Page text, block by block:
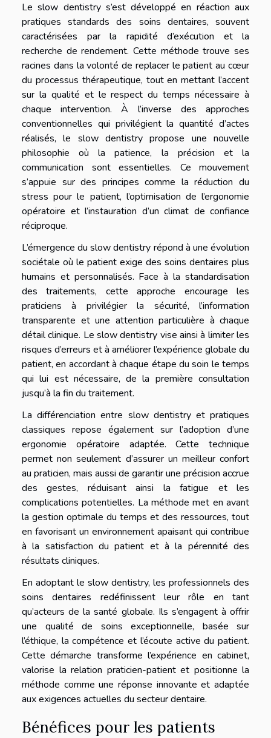
Le slow dentistry s’est développé en réaction aux
pratiques standards des soins dentaires, souvent
caractérisées par la rapidité d’exécution et la
recherche de rendement. Cette méthode trouve ses
racines dans la volonté de replacer le patient au cœur
du processus thérapeutique, tout en mettant l’accent
sur la qualité et le respect du temps nécessaire à
chaque intervention. À l’inverse des approches
conventionnelles qui privilégient la quantité d’actes
réalisés, le slow dentistry propose une nouvelle
philosophie où la patience, la précision et la
communication sont essentielles. Ce mouvement
s’appuie sur des principes comme la réduction du
stress pour le patient, l’optimisation de l’ergonomie
opératoire et l’instauration d’un climat de confiance
réciproque.
L’émergence du slow dentistry répond à une évolution
sociétale où le patient exige des soins dentaires plus
humains et personnalisés. Face à la standardisation
des traitements, cette approche encourage les
praticiens à privilégier la sécurité, l’information
transparente et une attention particulière à chaque
détail clinique. Le slow dentistry vise ainsi à limiter les
risques d’erreurs et à améliorer l’expérience globale du
patient, en accordant à chaque étape du soin le temps
qui lui est nécessaire, de la première consultation
jusqu’à la fin du traitement.
La différenciation entre slow dentistry et pratiques
classiques repose également sur l’adoption d’une
ergonomie opératoire adaptée. Cette technique
permet non seulement d’assurer un meilleur confort
au praticien, mais aussi de garantir une précision accrue
des gestes, réduisant ainsi la fatigue et les
complications potentielles. La méthode met en avant
la gestion optimale du temps et des ressources, tout
en favorisant un environnement apaisant qui contribue
à la satisfaction du patient et à la pérennité des
résultats cliniques.
En adoptant le slow dentistry, les professionnels des
soins dentaires redéfinissent leur rôle en tant
qu’acteurs de la santé globale. Ils s’engagent à offrir
une qualité de soins exceptionnelle, basée sur
l’éthique, la compétence et l’écoute active du patient.
Cette démarche transforme l’expérience en cabinet,
valorise la relation praticien-patient et positionne la
méthode comme une réponse innovante et adaptée
aux exigences actuelles du secteur dentaire.
Bénéfices pour les patients